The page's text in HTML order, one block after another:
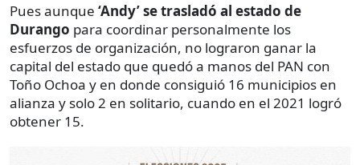
Pues aunque ‘Andy’ se trasladó al estado de
Durango para coordinar personalmente los
esfuerzos de organización, no lograron ganar la
capital del estado que quedó a manos del PAN con
Toño Ochoa y en donde consiguió 16 municipios en
alianza y solo 2 en solitario, cuando en el 2021 logró
obtener 15.